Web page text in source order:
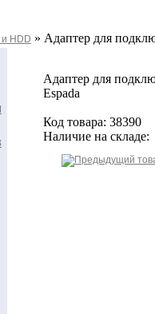
HDD » Адаптер для
Адаптер для
Espada
Код товара: 38390
Наличие на складе: